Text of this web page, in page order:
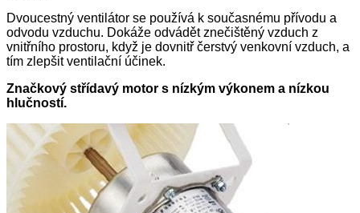
Dvoucestný ventilátor se používá k současnému přívodu a
odvodu vzduchu. Dokáže odvádět znečištěný vzduch z
vnitřního prostoru, když je dovnitř čerstvý venkovní vzduch, a
tím zlepšit ventilační účinek.
Značkový střídavý motor s nízkým výkonem a nízkou
hlučností.